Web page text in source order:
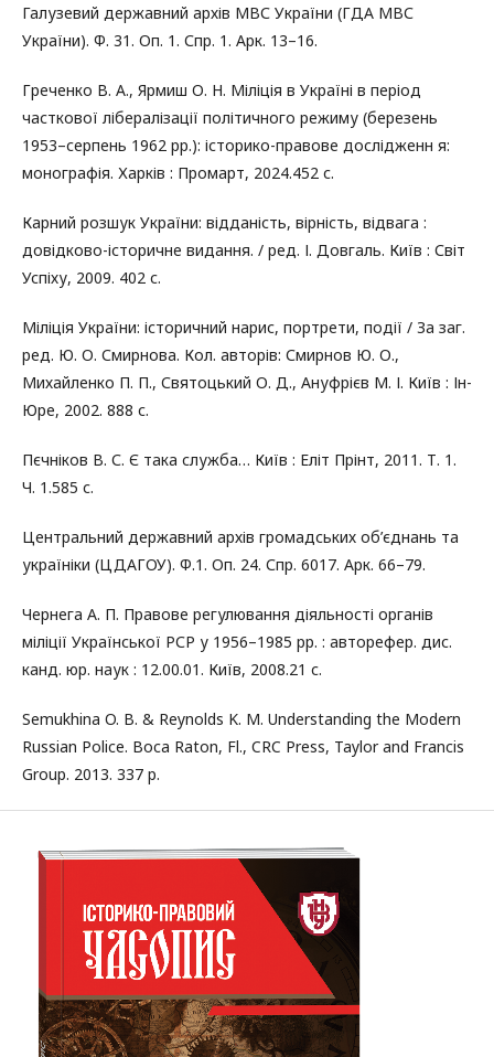
Галузевий державний архів МВС України (ГДА МВС
України). Ф. 31. Оп. 1. Спр. 1. Арк. 13–16.
Греченко В. А., Ярмиш О. Н. Міліція в Україні в період
часткової лібералізації політичного режиму (березень
1953–серпень 1962 рр.): історико-правове дослідженн я:
монографія. Харків : Промарт, 2024.452 с.
Карний розшук України: відданість, вірність, відвага :
довідково-історичне видання. / ред. І. Довгаль. Київ : Світ
Успіху, 2009. 402 с.
Міліція України: історичний нарис, портрети, події / За заг.
ред. Ю. О. Смирнова. Кол. авторів: Смирнов Ю. О.,
Михайленко П. П., Святоцький О. Д., Ануфрієв М. І. Київ : Ін-
Юре, 2002. 888 с.
Пєчніков В. С. Є така служба… Київ : Еліт Прінт, 2011. Т. 1.
Ч. 1.585 с.
Центральний державний архів громадських об’єднань та
україніки (ЦДАГОУ). Ф.1. Оп. 24. Спр. 6017. Арк. 66–79.
Чернега А. П. Правове регулювання діяльності органів
міліції Української РСР у 1956–1985 рр. : авторефер. дис.
канд. юр. наук : 12.00.01. Київ, 2008.21 с.
Semukhina O. B. & Reynolds K. M. Understanding the Modern
Russian Police. Boca Raton, Fl., CRC Press, Taylor and Francis
Group. 2013. 337 p.